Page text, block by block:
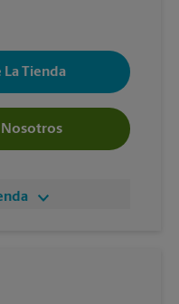
La Tienda
Nosotros